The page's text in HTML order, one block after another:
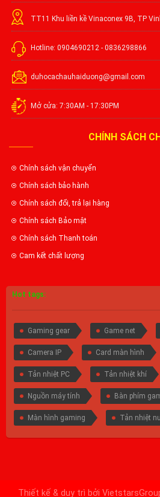
TT11 Khu liền kề Vinaconex 9B, TP
Hotline: 0904690212 - 0836298866
duhocachauhaiduong@gmail.com
Mở cửa: 7:30AM - 17:30PM
CHÍNH SÁCH
Chính sách vận chuyển
Chính sách bảo hành
Chính sách đổi, trả lại hàng
Chính sách Bảo mật
Chính sách Thanh toán
Cam kết chất lượng
Hot tags:
Gaming gear Game net
Camera IP Card màn hình
Tản nhiệt PC Tản nhiệt khí
Nguồn máy tính Bàn phím
Màn hình gaming Tản nhiệt
Thiết kế & duy trì bởi